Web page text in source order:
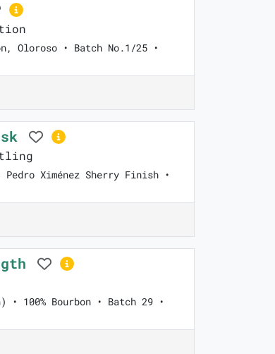
Oloroso • Batch No.1/25 •
Ximénez Sherry Finish •
100% Bourbon • Batch 29 •